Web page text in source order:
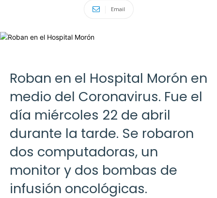
Email
Roban en el Hospital Morón en
medio del Coronavirus. Fue el
día miércoles 22 de abril
durante la tarde. Se robaron
dos computadoras, un
monitor y dos bombas de
infusión oncológicas.